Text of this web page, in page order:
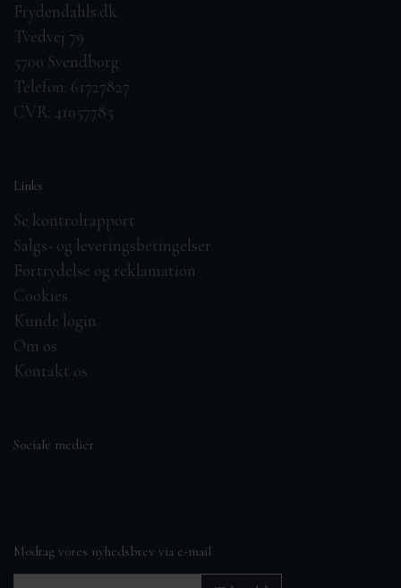
Frydendahls.dk
Tvedvej 79
5700 Svendborg
Telefon: 61727827
CVR: 41057785
Links
Se kontrolrapport
Salgs- og leveringsbetingelser
Fortrydelse og reklamation
Cookies
Kunde login
Om os
Kontakt os
Sociale medier
Modtag vores nyhedsbrev via e-mail